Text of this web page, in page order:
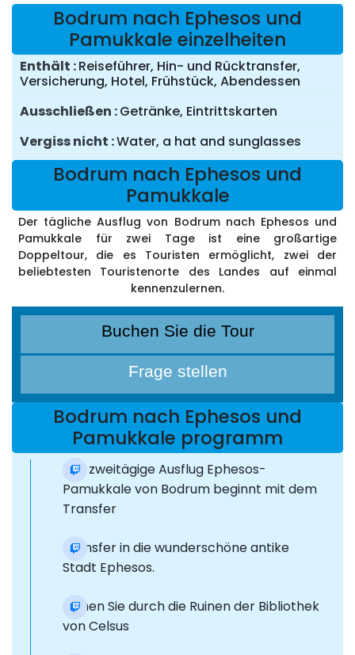
Bodrum nach Ephesos und
Pamukkale einzelheiten
Enthält Reiseführer, Hin- und Rücktransfer,
Versicherung, Hotel, Frühstück, Abendessen
Ausschließen Getränke, Eintrittskarten
Vergiss nicht Water, a hat and sunglasses
Bodrum nach Ephesos und
Pamukkale
Der tägliche Ausflug von Bodrum nach Ephesos und
Pamukkale für zwei Tage ist eine großartige
Doppeltour, die es Touristen ermöglicht, zwei der
beliebtesten Touristenorte des Landes auf einmal
kennenzulernen.
Buchen Sie die Tour
Frage stellen
Bodrum nach Ephesos und
Pamukkale programm
Der zweitägige Ausflug Ephesos-
Pamukkale von Bodrum beginnt mit dem
Transfer
Transfer in die wunderschöne antike
Stadt Ephesos.
Gehen Sie durch die Ruinen der Bibliothek
von Celsus